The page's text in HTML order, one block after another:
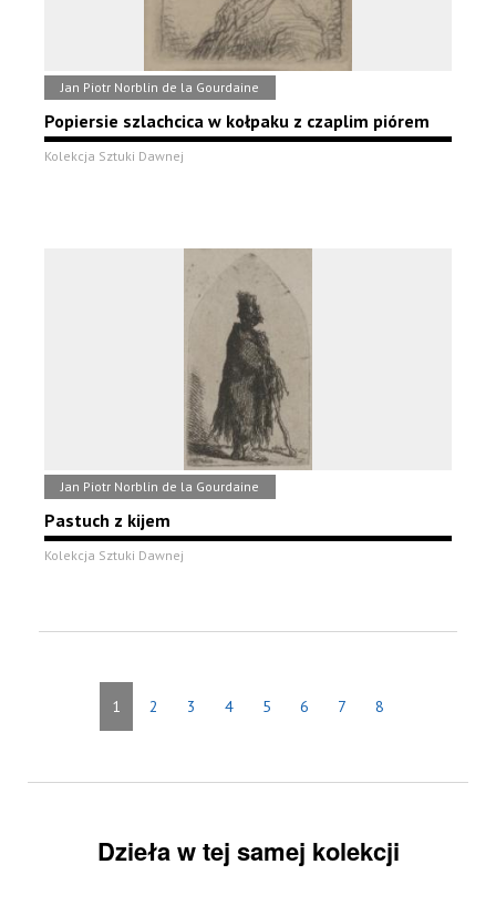
Jan Piotr Norblin de la Gourdaine
Popiersie szlachcica w kołpaku z czaplim piórem
Kolekcja Sztuki Dawnej
Jan Piotr Norblin de la Gourdaine
Pastuch z kijem
Kolekcja Sztuki Dawnej
1 2 3 4 5 6 7 8
Dzieła w tej samej kolekcji